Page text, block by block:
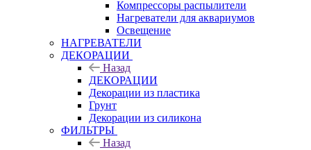
Компрессоры распылители
Нагреватели для аквариумов
Освещение
НАГРЕВАТЕЛИ
ДЕКОРАЦИИ
Назад
ДЕКОРАЦИИ
Декорации из пластика
Грунт
Декорации из силикона
ФИЛЬТРЫ
Назад